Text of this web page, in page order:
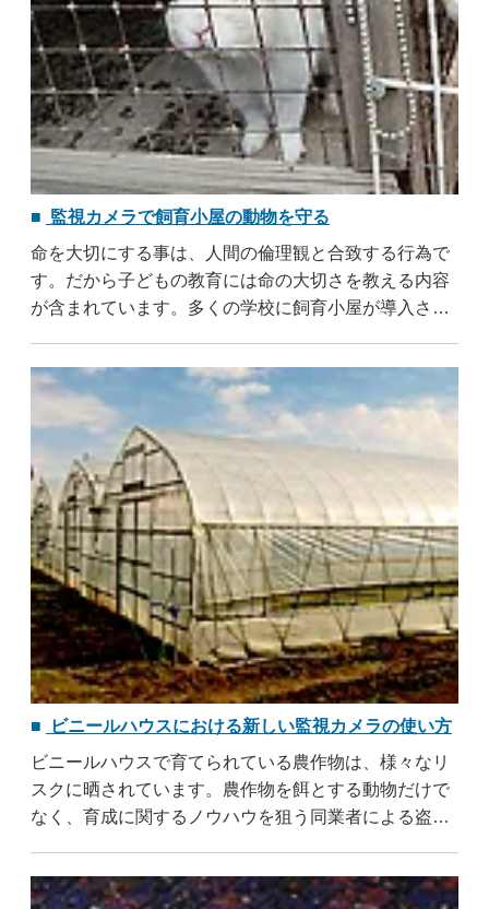
監視カメラで飼育小屋の動物を守る
命を大切にする事は、人間の倫理観と合致する行為で
す。だから子どもの教育には命の大切さを教える内容
が含まれています。多くの学校に飼育小屋が導入され
をする子供に危害を加えられないように、小動物が中
心で構成されている事です。小動物はか弱い存在なの
で ..
...すべて読む
ビニールハウスにおける新しい監視カメラの使い方
ビニールハウスで育てられている農作物は、様々なリ
スクに晒されています。農作物を餌とする動物だけで
なく、育成に関するノウハウを狙う同業者による盗難
ニールハウスへ導入すれば .. ...すべて読む